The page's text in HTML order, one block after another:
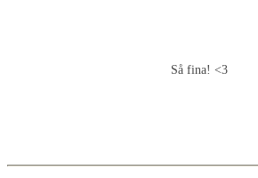
Så fina! <3